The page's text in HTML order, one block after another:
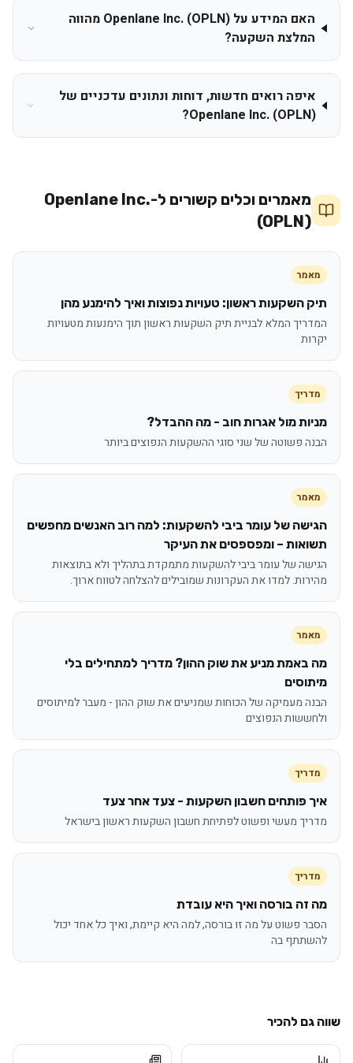
האם המידע על Openlane Inc. (OPLN) מהווה
המלצת השקעה?
איפה רואים חדשות, דוחות ונתונים עדכניים של
Openlane Inc. (OPLN)?
מאמרים וכלים קשורים ל-Openlane Inc.
(OPLN)
מאמר
תיק השקעות ראשון: טעויות נפוצות ואיך להימנע מהן
המדריך המלא לבניית תיק השקעות ראשון תוך הימנעות מטעויות
יקרות
מדריך
מניות מול אגרות חוב - מה ההבדל?
הבנה פשוטה של שני סוגי ההשקעות הנפוצים ביותר
מאמר
הגישה של עומר ביבי להשקעות: למה רוב האנשים מחפשים
תשואות – ומפספסים את העיקר
הגישה של עומר ביבי להשקעות מתמקדת בתהליך ולא בתוצאות
מהירות. למדו את העקרונות שמובילים להצלחה לטווח ארוך.
מאמר
מה באמת מניע את שוק ההון? מדריך למתחילים בלי
מיתוסים
הבנה מעמיקה של הכוחות שמניעים את שוק ההון - מעבר למיתוסים
ולחששות הנפוצים
מדריך
איך פותחים חשבון השקעות - צעד אחר צעד
מדריך מעשי ופשוט לפתיחת חשבון השקעות ראשון בישראל
מדריך
מה זה בורסה ואיך היא עובדת
הסבר פשוט על מה זו בורסה, למה היא קיימת, ואיך כל אחד יכול
להשתתף בה
שווה גם להכיר